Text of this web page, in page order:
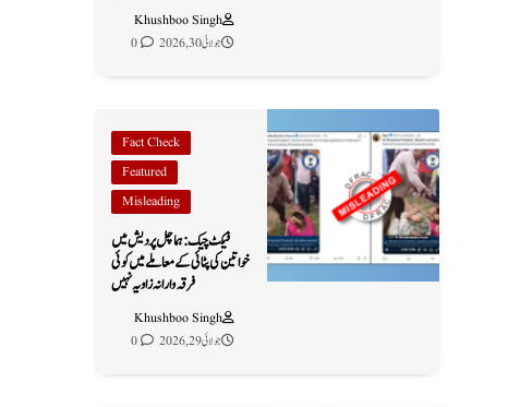
Khushboo Singh
جولائی 30, 2026
0
Fact Check
Featured
Misleading
فیکٹ چیک: ہماچل پردیش میں
خواتین کی پٹائی کے معاملے میں کوئی
فرقہ وارانہ زاویہ نہیں
Khushboo Singh
جولائی 29, 2026
0